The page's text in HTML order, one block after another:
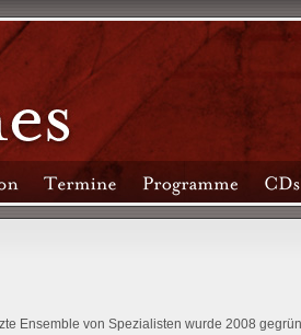
Ensemble von Spezialisten wurde 2008